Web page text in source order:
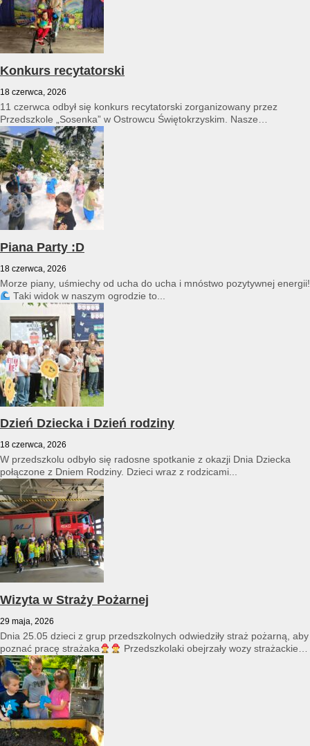
Konkurs recytatorski
18 czerwca, 2026
11 czerwca odbył się konkurs recytatorski zorganizowany przez
Przedszkole „Sosenka” w Ostrowcu Świętokrzyskim. Nasze
przedszkole reprezentował Franciszek Karpiński...
Piana Party :D
18 czerwca, 2026
Morze piany, uśmiechy od ucha do ucha i mnóstwo pozytywnej energii!
Taki widok w naszym ogrodzie to...
Dzień Dziecka i Dzień rodziny
18 czerwca, 2026
W przedszkolu odbyło się radosne spotkanie z okazji Dnia Dziecka
połączone z Dniem Rodziny. Dzieci wraz z rodzicami...
Wizyta w Straży Pożarnej
29 maja, 2026
Dnia 25.05 dzieci z grup przedszkolnych odwiedziły straż pożarną, aby
poznać pracę strażaka
Przedszkolaki obejrzały wozy strażackie
i...